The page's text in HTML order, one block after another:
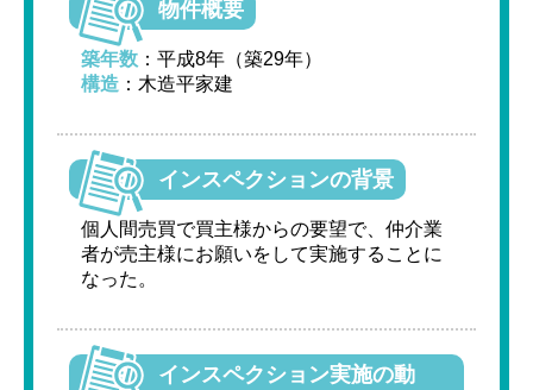
物件概要
築年数 ：平成8年（築29年）
構造 ：木造平家建
インスペクションの背景
個人間売買で買主様からの要望で、仲介業
者が売主様にお願いをして実施することに
なった。
インスペクション実施の動